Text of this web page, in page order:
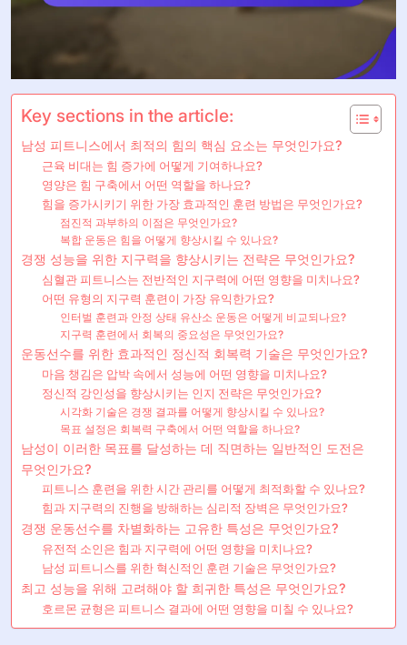
Key sections in the article:
남성 피트니스에서 최적의 힘의 핵심 요소는 무엇인가요?
근육 비대는 힘 증가에 어떻게 기여하나요?
영양은 힘 구축에서 어떤 역할을 하나요?
힘을 증가시키기 위한 가장 효과적인 훈련 방법은 무엇인가요?
점진적 과부하의 이점은 무엇인가요?
복합 운동은 힘을 어떻게 향상시킬 수 있나요?
경쟁 성능을 위한 지구력을 향상시키는 전략은 무엇인가요?
심혈관 피트니스는 전반적인 지구력에 어떤 영향을 미치나요?
어떤 유형의 지구력 훈련이 가장 유익한가요?
인터벌 훈련과 안정 상태 유산소 운동은 어떻게 비교되나요?
지구력 훈련에서 회복의 중요성은 무엇인가요?
운동선수를 위한 효과적인 정신적 회복력 기술은 무엇인가요?
마음 챙김은 압박 속에서 성능에 어떤 영향을 미치나요?
정신적 강인성을 향상시키는 인지 전략은 무엇인가요?
시각화 기술은 경쟁 결과를 어떻게 향상시킬 수 있나요?
목표 설정은 회복력 구축에서 어떤 역할을 하나요?
남성이 이러한 목표를 달성하는 데 직면하는 일반적인 도전은
무엇인가요?
피트니스 훈련을 위한 시간 관리를 어떻게 최적화할 수 있나요?
힘과 지구력의 진행을 방해하는 심리적 장벽은 무엇인가요?
경쟁 운동선수를 차별화하는 고유한 특성은 무엇인가요?
유전적 소인은 힘과 지구력에 어떤 영향을 미치나요?
남성 피트니스를 위한 혁신적인 훈련 기술은 무엇인가요?
최고 성능을 위해 고려해야 할 희귀한 특성은 무엇인가요?
호르몬 균형은 피트니스 결과에 어떤 영향을 미칠 수 있나요?